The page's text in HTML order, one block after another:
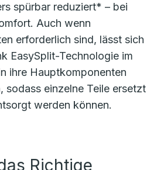
spürbar reduziert* – bei
Auch wenn
erforderlich sind, lässt sich
EasySplit-Technologie im
ihre Hauptkomponenten
sodass einzelne Teile ersetzt
werden können.
Richtige